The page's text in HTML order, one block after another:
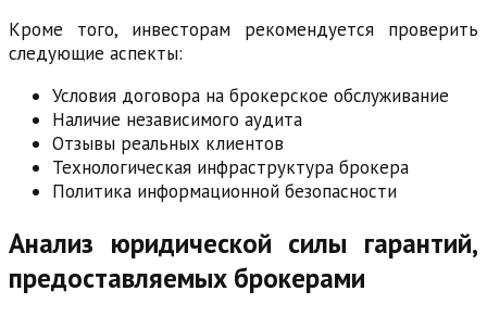
Кроме того, инвесторам рекомендуется проверить
следующие аспекты:
Условия договора на брокерское обслуживание
Наличие независимого аудита
Отзывы реальных клиентов
Технологическая инфраструктура брокера
Политика информационной безопасности
Анализ юридической силы гарантий,
предоставляемых брокерами